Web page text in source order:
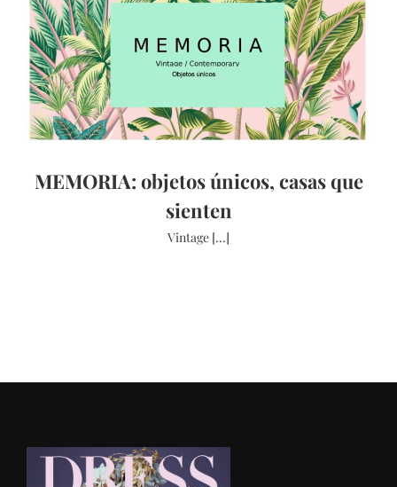
MEMORIA: objetos únicos, casas que
sienten
Vintage [...]